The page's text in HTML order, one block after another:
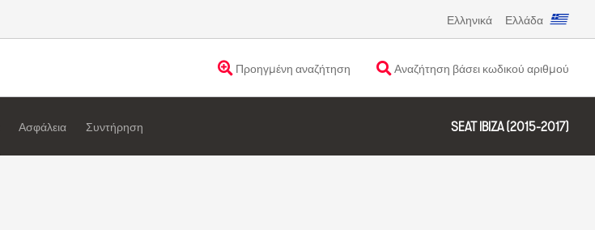
Ελληνικά Ελλάδα
Προηγμένη αναζήτηση Αναζήτηση βάσει κωδικού αριθμού
Ασφάλεια Συντήρηση SEAT IBIZA (2015-2017)